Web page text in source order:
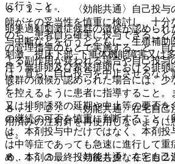
に行うこと。
卵巣過剰刺激症候群の徴候が認められ
与中断などを行うとともに、生殖補助
刺激、視床下部−下垂体機能障害又は
伴う無排卵及び希発排卵における排卵
候群の徴候が認められた場合には、少
を控えるように患者に指導すること
又は排卵誘発の延期や中止等の要否を
の継続の可否を慎重に判断すること（
は、本剤投与中だけではなく、本剤投
は中等症であっても急速に進行して重
め、本剤の最終投与後も少なくとも２
８．１．１． 〈効能共通〉自己投与
師がその妥当性を慎重に検討し、十分
のち、患者自ら確実に投与できること
の管理指導のもとで実施すること。自
よる副作用が疑われる場合や自己投与
は、直ちに自己投与を中止させるなど
と。
８．１．２． 〈効能共通〉在宅自己
用済みの注射針を再使用しないように
と。
８．１．３． 〈効能共通〉在宅自己